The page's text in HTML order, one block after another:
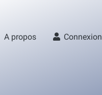
A propos Connexion